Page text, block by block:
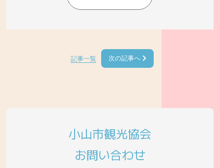
記事一覧 次の記事へ
小山市観光協会
お問い合わせ